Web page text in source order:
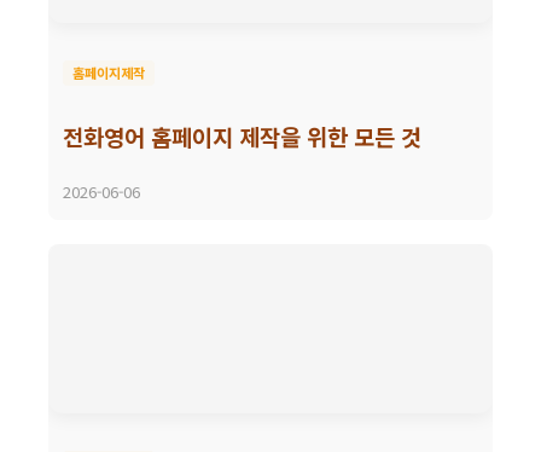
홈페이지제작
전화영어 홈페이지 제작을 위한 모든 것
2026-06-06